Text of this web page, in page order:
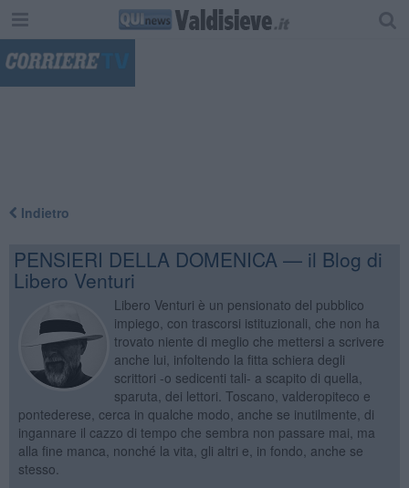
Indietro
PENSIERI DELLA DOMENICA — il Blog di
Libero Venturi
Libero Venturi è un pensionato del pubblico
impiego, con trascorsi istituzionali, che non ha
trovato niente di meglio che mettersi a scrivere
anche lui, infoltendo la fitta schiera degli
scrittori -o sedicenti tali- a scapito di quella,
sparuta, dei lettori. Toscano, valderopiteco e
pontederese, cerca in qualche modo, anche se inutilmente, di
ingannare il cazzo di tempo che sembra non passare mai, ma
alla fine manca, nonché la vita, gli altri e, in fondo, anche se
stesso.